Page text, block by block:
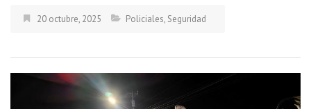
20 octubre, 2025 Policiales, Seguridad